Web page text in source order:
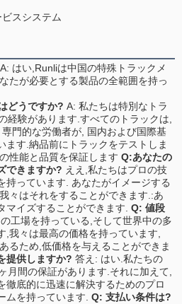
スシステム
A: はい,Runliは中国の特殊トラックメ
たが必要とする製品の全範囲を持っ
どうですか? A: 私たちは特別なトラ
経験があります.すべてのトラックは,
門的な労働者が, 国内および国際基
ます.納品前にトラックをテストしま
性能と品質を保証します Q:あなたの
できますか? ええ,私たちはプロの技
持っています. あなたがイメージする
々はそれをすることができます.:あ
マイズすることができます. Q: 値段
工場を持っている,そして世界中の多
,我々は最高の価格を持っています,
るため,低価格を与えることができま
提供しますか? 答え: はい.私たちの
月間の保証があります.それに加えて,
徹底的に迅速に解決するためのプロ
ムを持っています. Q: 支払い条件は?